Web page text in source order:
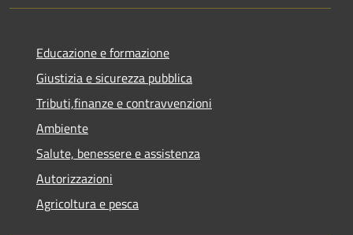
Educazione e formazione
Giustizia e sicurezza pubblica
Tributi,finanze e contravvenzioni
Ambiente
Salute, benessere e assistenza
Autorizzazioni
Agricoltura e pesca